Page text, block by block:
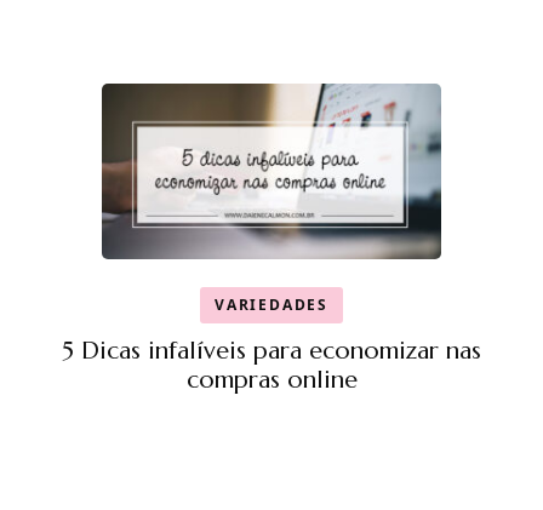
VARIEDADES
5 Dicas infalíveis para economizar nas
compras online